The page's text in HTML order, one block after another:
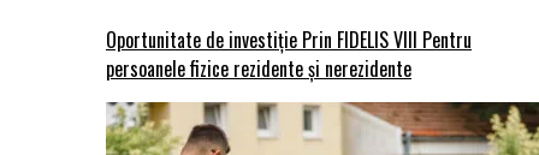
Oportunitate de investiție Prin FIDELIS VIII Pentru
persoanele fizice rezidente și nerezidente